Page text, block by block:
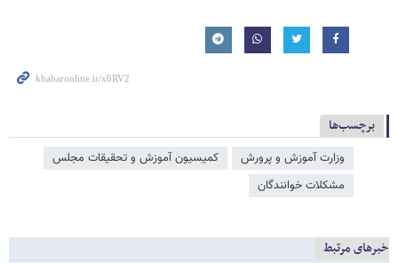
برچسب‌ها
وزارت آموزش و پرورش
کمیسیون آموزش و تحقیقات مجلس
مشکلات خوانندگان
خبرهای مرتبط